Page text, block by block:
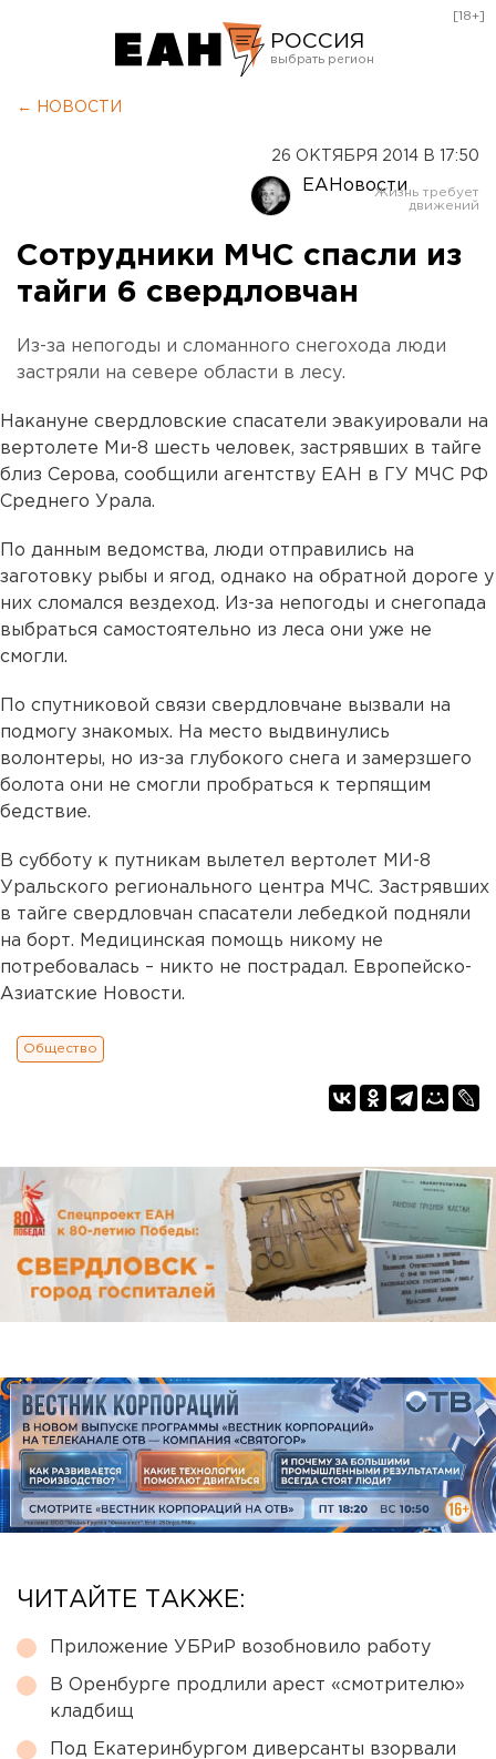
РОССИЯ
Оренбург
[18+]
← НОВОСТИ
26 ОКТЯБРЯ 2014 В 17:50
ЕАНовости
Сотрудники МЧС спасли из
тайги 6 свердловчан
Из-за непогоды и сломанного снегохода люди
застряли на севере области в лесу.
Накануне свердловские спасатели эвакуировали на
вертолете Ми-8 шесть человек, застрявших в тайге
близ Серова, сообщили агентству ЕАН в ГУ МЧС РФ
Среднего Урала.
По данным ведомства, люди отправились на
заготовку рыбы и ягод, однако на обратной дороге у
них сломался вездеход. Из-за непогоды и снегопада
выбраться самостоятельно из леса они уже не
смогли.
По спутниковой связи свердловчане вызвали на
подмогу знакомых. На место выдвинулись
волонтеры, но из-за глубокого снега и замерзшего
болота они не смогли пробраться к терпящим
бедствие.
В субботу к путникам вылетел вертолет МИ-8
Уральского регионального центра МЧС. Застрявших
в тайге свердловчан спасатели лебедкой подняли
на борт. Медицинская помощь никому не
потребовалась – никто не пострадал. Европейско-
Азиатские Новости.
Общество
ЧИТАЙТЕ ТАКЖЕ:
Приложение УБРиР возобновило работу
В Оренбурге продлили арест «смотрителю»
кладбищ
Под Екатеринбургом диверсанты взорвали